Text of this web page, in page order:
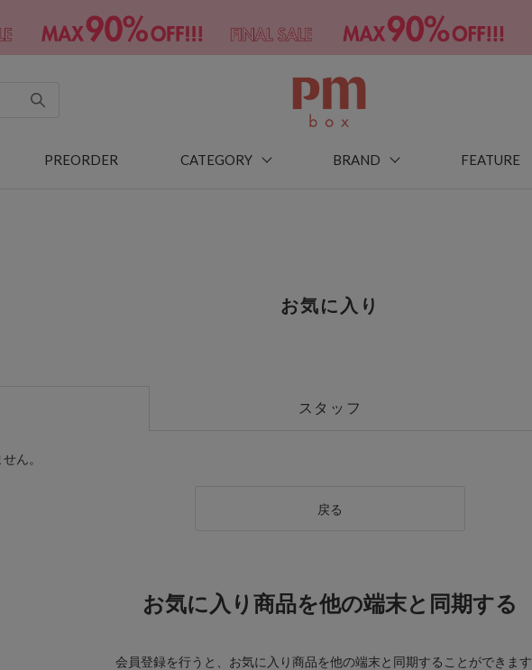
PREORDER CATEGORY BRAND FEATURE
お気に入り
スタッフ
ん。
戻る
お気に入り商品を他の端末と同期する
会員登録を行うと、お気に入り商品を他の端末と同期することができます